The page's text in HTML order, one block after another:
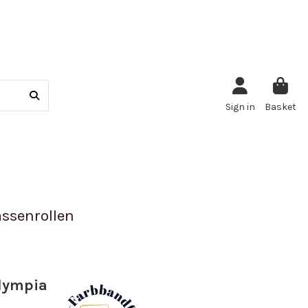
Sign in Basket